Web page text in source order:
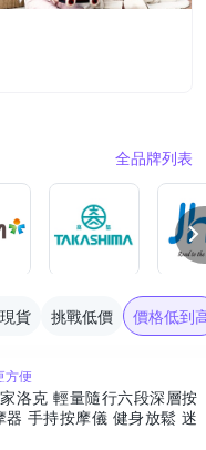
全品牌列表
貨 挑戰低價 價格低到
方便
洛克 輕量隨行六段深層按
器 手持按摩儀 健身放鬆 迷
緩 USB充電